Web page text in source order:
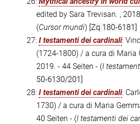
edited by Sara Trevisan. ,
(Cursor mundi) [Zq 180-6181]
27: I testamenti dei cardinali:
(1724-1800) / a cura di Maria
2019. - 44 Seiten - (I
50-6130/201]
28: I testamenti dei cardinali:
1730) / a cura di Maria
40 Seiten - (I testamenti dei